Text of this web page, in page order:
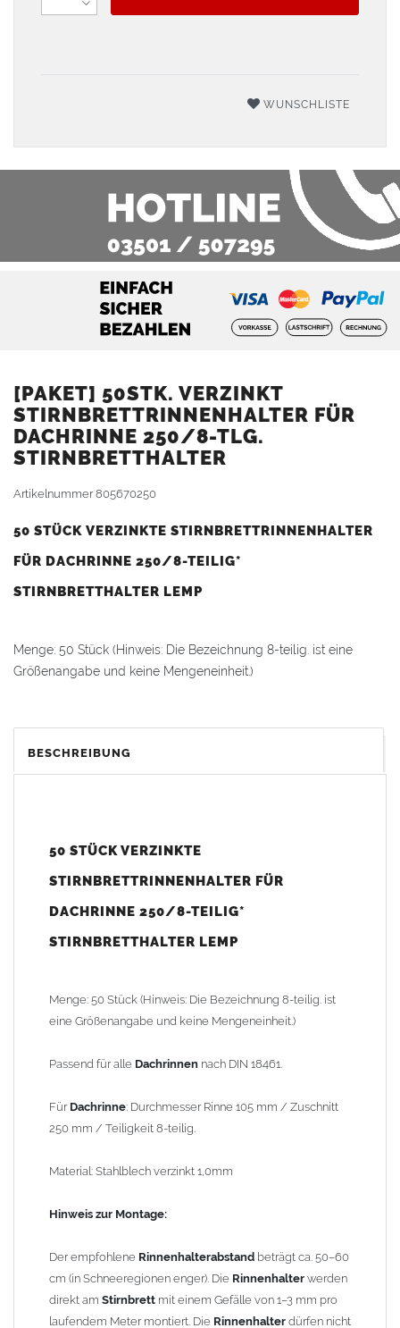
WUNSCHLISTE
[PAKET] 50STK. VERZINKT
STIRNBRETTRINNENHALTER FÜR
DACHRINNE 250/8-TLG.
STIRNBRETTHALTER
Artikelnummer805670250
50 STÜCK VERZINKTE STIRNBRETTRINNENHALTER
FÜR DACHRINNE 250/8-TEILIG*
STIRNBRETTHALTER LEMP
Menge: 50 Stück (Hinweis: Die Bezeichnung 8-teilig. ist eine
Größenangabe und keine Mengeneinheit.)
FürDachrinne: Durchmesser Rinne 105 mm / Zuschnitt 250 mm
/ Teiligkeit 8-teilig.
Der empfohleneRinnenhalterabstandbeträgt ca. 50–60 cm (in
Stirnbrettmit einem Gefälle von 1–3 mm pro laufendem Meter
Schneefang
verwendet werden!
*Berechnung der Teiligkeit
: Aus Kostengründen wurde früher
eine 2m x 1m Blechtafel so geteilt, dass kein Verschnitt entstand.
hängt mit der Walzrichtung der Zink-Blechtafeln zusammen. Bei
wesentlich schneller. Beispiel: 2m geteilt durch 8 Stück (8-tlg.)
Zuschnitt von 333mm u.s.w.. Aus dem 333mm Zuschnitt entsteht,
dann eine Dachrinne mit einem Innendurchmesser von 153mm
oder ein Fallrohr mit einem Durchmesser von 100mm.
BESCHREIBUNG
50 STÜCK VERZINKTE
STIRNBRETTRINNENHALTER FÜR
DACHRINNE 250/8-TEILIG*
STIRNBRETTHALTER LEMP
Menge: 50 Stück (Hinweis: Die Bezeichnung 8-teilig. ist
eine Größenangabe und keine Mengeneinheit.)
Passend für alle Dachrinnen nach DIN 18461.
Für Dachrinne: Durchmesser Rinne 105 mm / Zuschnitt
250 mm / Teiligkeit 8-teilig.
Material: Stahlblech verzinkt 1,0mm
Hinweis zur Montage:
Der empfohlene Rinnenhalterabstand beträgt ca. 50–60
cm (in Schneeregionen enger). Die Rinnenhalter werden
direkt am Stirnbrett mit einem Gefälle von 1–3 mm pro
laufendem Meter montiert. Die Rinnenhalter dürfen nicht